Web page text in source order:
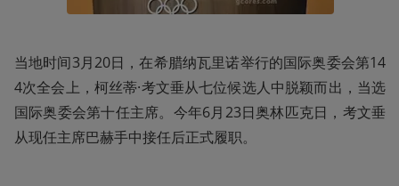
当地时间3月20日，在希腊纳瓦里诺举行的国际奥委会第14
4次全会上，柯丝蒂·考文垂从七位候选人中脱颖而出，当选
国际奥委会第十任主席。今年6月23日奥林匹克日，考文垂
从现任主席巴赫手中接任后正式履职。